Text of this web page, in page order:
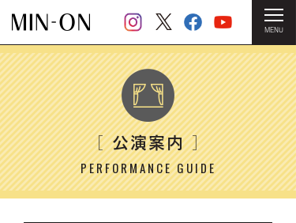
MENU
HOME ＞ 公演案内
［公演案内］
PERFORMANCE GUIDE